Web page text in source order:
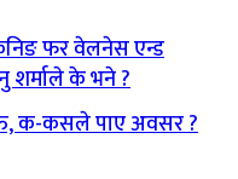
फर वेलनेस एन्ड
शर्माले के भने ?
क-कसले पाए अवसर ?